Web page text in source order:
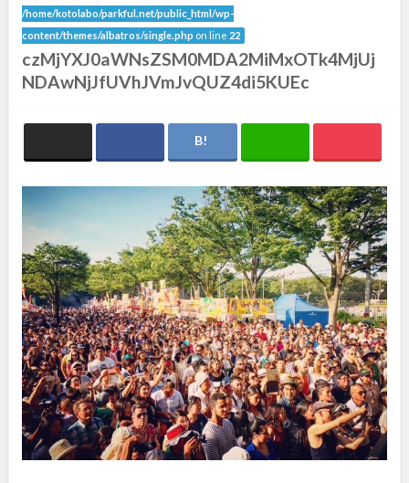
Pickup
プレーパーク 花の名所 美術館
インクルーシブパーク
屋根付き遊び場 花菖蒲
バスケットゴール
ふわふわドーム 健康遊具
ゲートボール
スケートパーク
ライトアップ イルミネーション
イベント
秋田
福島
茨城 栃木
埼玉
千葉 東京
神奈川
甲信越・東海・北陸
ランニングコース
動物園・ふれあい
歴史・文化財
日本庭園
紅葉の美しい公園
さくら名所100公園
屋内遊び場
アスレチックコース
ローラー滑り台
夜景スポット
植物園
Pickup
プレーパーク
花の名所
美術館
公園グルメ
インクルーシブパーク
屋根付き遊び場
花菖蒲
キャンプ場
バスケットゴール
ふわふわドーム
健康遊具
ゲートボール
スケートパーク
ライトアップ
イルミネーション
イベント
交通公園
/home/kotolabo/parkful.net/public_html/wp-
content/themes/albatros/single.php on line 22
czMjYXJ0aWNsZSM0MDA2MiMxOTk4MjUj
NDAwNjJfUVhJVmJvQUZ4di5KUEc